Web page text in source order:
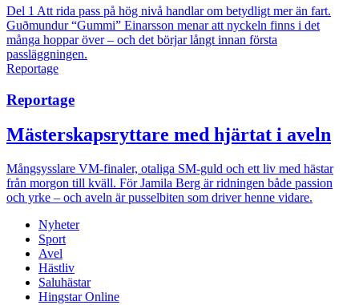
Del 1 Att rida pass på hög nivå handlar om betydligt mer än fart.
Guðmundur “Gummi” Einarsson menar att nyckeln finns i det
många hoppar över – och det börjar långt innan första
passläggningen.
Reportage
Reportage
Mästerskapsryttare med hjärtat i aveln
Mångsysslare VM-finaler, otaliga SM-guld och ett liv med hästar
från morgon till kväll. För Jamila Berg är ridningen både passion
och yrke – och aveln är pusselbiten som driver henne vidare.
Nyheter
Sport
Avel
Hästliv
Saluhästar
Hingstar Online